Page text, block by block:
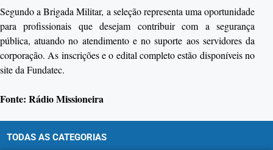
Segundo a Brigada Militar, a seleção representa uma oportunidade
para profissionais que desejam contribuir com a segurança
pública, atuando no atendimento e no suporte aos servidores da
corporação. As inscrições e o edital completo estão disponíveis no
site da Fundatec.
Fonte: Rádio Missioneira
TODAS AS CATEGORIAS